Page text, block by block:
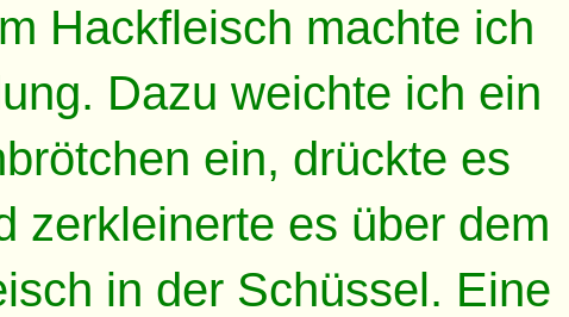
Hackfleisch machte ich
Dazu weichte ich ein
ein, drückte es
zerkleinerte es über dem
in der Schüssel. Eine